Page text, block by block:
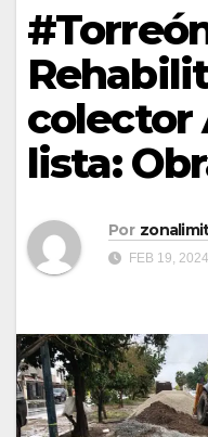
colector
lista:
Por
FEB 19, 2024